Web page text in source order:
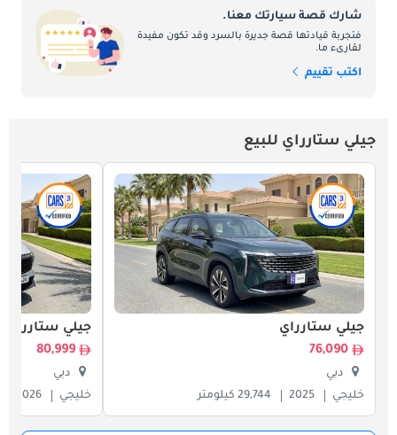
شارك قصة سيارتك معنا.
فتجربة قيادتها قصة جديرة بالسرد وقد تكون مفيدة
لقارىء ما.
اكتب تقييم
جيلي ستارراي للبيع
جيلي ستارراي
76,090
دبي
خليجي
2025 29,744 كيلومتر
جيلي ستارراي
80,999
دبي
خليجي
2026